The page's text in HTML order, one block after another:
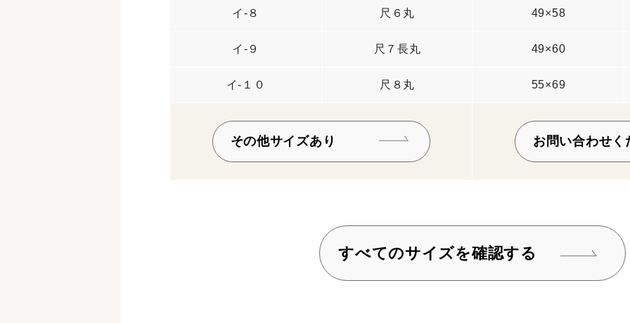
イ-８ 尺６丸 49×58
イ-９ 尺７長丸 49×60
イ-１０ 尺８丸 55×69
その他サイズあり お問い合わせく
すべてのサイズを確認する